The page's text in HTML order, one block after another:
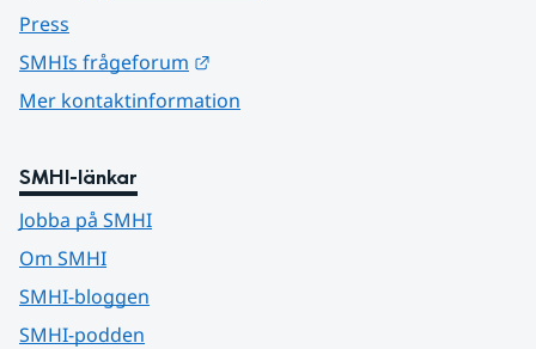
Press
SMHIs frågeforum
Mer kontaktinformation
SMHI-länkar
Jobba på SMHI
Om SMHI
SMHI-bloggen
SMHI-podden